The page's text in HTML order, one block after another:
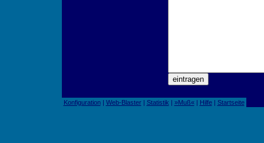
Konfiguration| Web-Blaster| Statistik | »Muß«| Hilfe| Startseite